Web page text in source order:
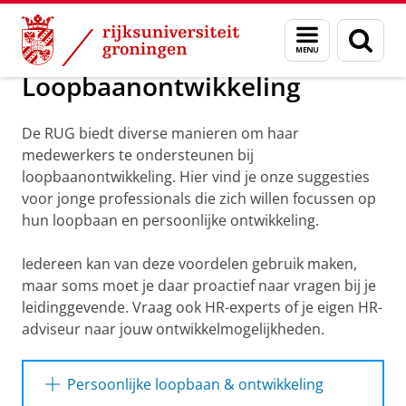
Skip
Content
Skip
Navigation
Menu
en
zoeken
Over ons Over YoungRUG
Loopbaanontwikkeling
De RUG biedt diverse manieren om haar
medewerkers te ondersteunen bij
loopbaanontwikkeling. Hier vind je onze suggesties
voor jonge professionals die zich willen focussen op
hun loopbaan en persoonlijke ontwikkeling.
Iedereen kan van deze voordelen gebruik maken,
maar soms moet je daar proactief naar vragen bij je
leidinggevende. Vraag ook HR-experts of je eigen HR-
adviseur naar jouw ontwikkelmogelijkheden.
Persoonlijke loopbaan & ontwikkeling